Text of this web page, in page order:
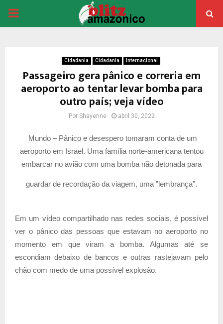
PRIMARY
Cidadania Cidadania Internacional
Passageiro gera pânico e correria em
aeroporto ao tentar levar bomba para
outro país; veja vídeo
Por Shayenne abril 30, 2022
Mundo – Pânico e desespero tomaram conta de um
aeroporto em Israel. Uma família norte-americana tentou
embarcar no avião com uma bomba não detonada para
guardar de recordação da viagem, uma ”lembrança”.
Em um vídeo compartilhado nas redes sociais, é possível
ver o pânico das pessoas que estavam no aeroporto no
momento em que viram a bomba. Algumas até se
escondiam debaixo de bancos e outras rastejavam pelo
chão com medo de uma possível explosão.